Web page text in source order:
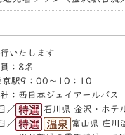
いたします
：8名
京駅9：00〜10：10
：西日本ジェイアールバス
／
石川県 金沢・ホテ
富山県 庄川